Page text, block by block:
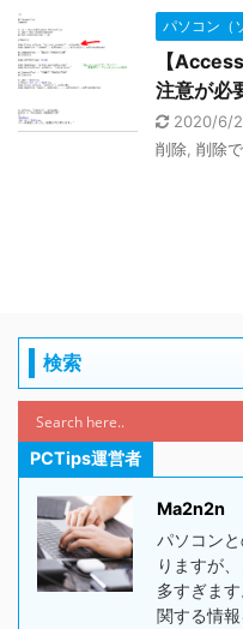
パソコン（
【
注意が必
2020/6/2
削除 削除
検索
PCTips運営者
Ma2n2n
パソコン
りますが
多すぎま
関する情